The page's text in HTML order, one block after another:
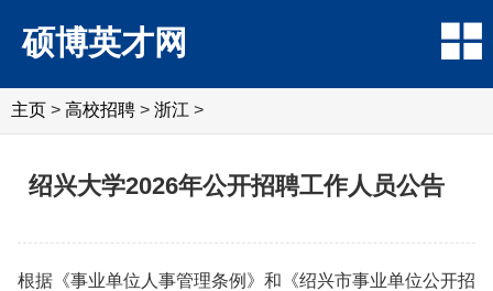
硕博英才网
主页 > 高校招聘 > 浙江 >
绍兴大学2026年公开招聘工作人员公告
根据《事业单位人事管理条例》和《绍兴市事业单位公开招